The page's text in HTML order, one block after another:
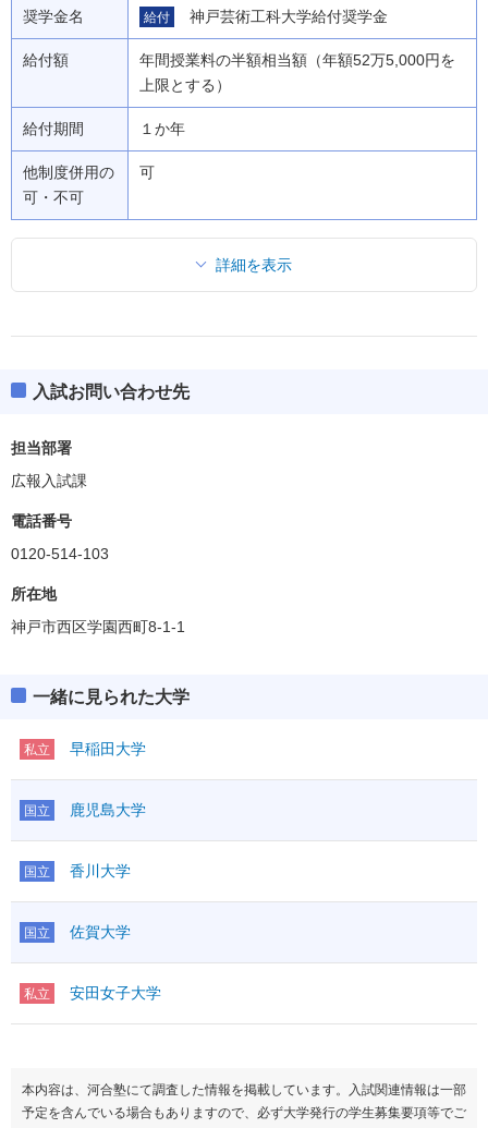
奨学金名 給付 神戸芸術工科大学給付奨学金
給付額
年間授業料の半額相当額（年額52万5,000円を
上限とする）
給付期間 １か年
他制度併用の
可・不可
可
詳細を表示
入試お問い合わせ先
担当部署
広報入試課
電話番号
0120-514-103
所在地
神戸市西区学園西町8-1-1
一緒に見られた大学
私立 早稲田大学
国立 鹿児島大学
国立 香川大学
国立 佐賀大学
私立 安田女子大学
本内容は、河合塾にて調査した情報を掲載しています。入試関連情報は一部
予定を含んでいる場合もありますので、必ず大学発行の学生募集要項等でご